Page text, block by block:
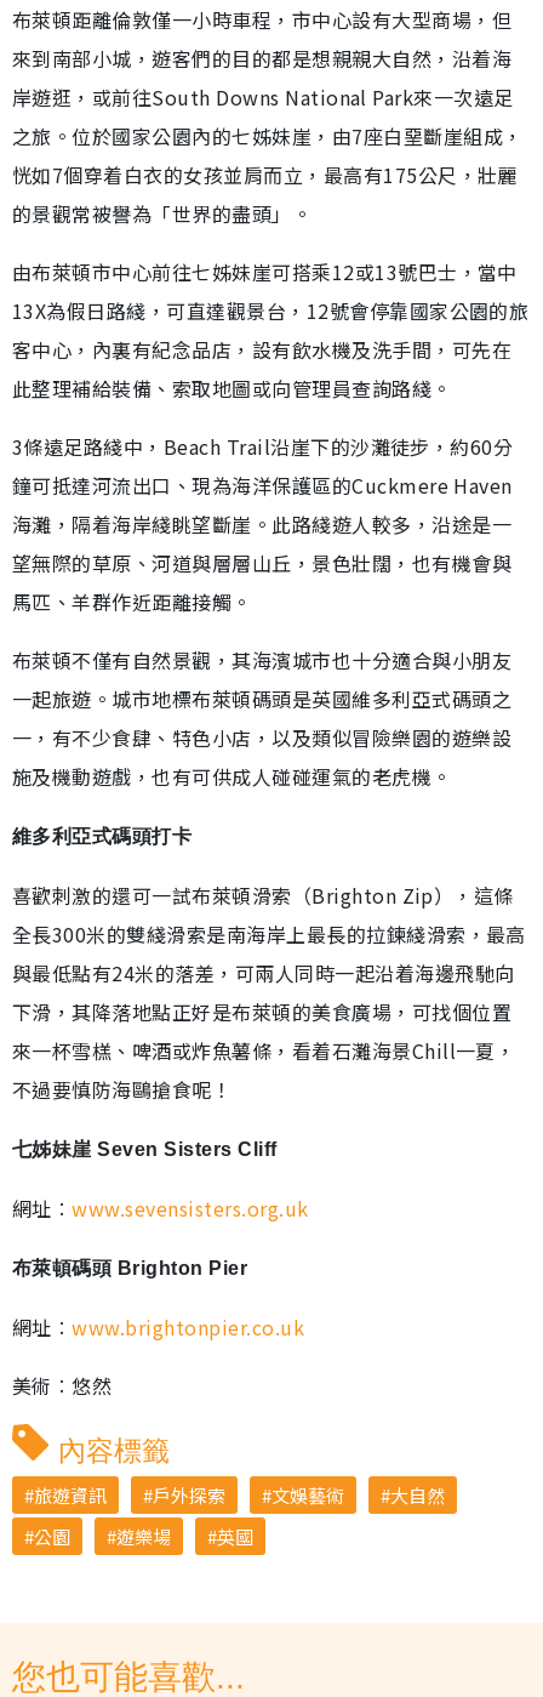
布萊頓距離倫敦僅一小時車程，市中心設有大型商場，但
來到南部小城，遊客們的目的都是想親親大自然，沿着海
岸遊逛，或前往South Downs National Park來一次遠足
之旅。位於國家公園內的七姊妹崖，由7座白堊斷崖組成，
恍如7個穿着白衣的女孩並肩而立，最高有175公尺，壯麗
的景觀常被譽為「世界的盡頭」。
由布萊頓市中心前往七姊妹崖可搭乘12或13號巴士，當中
13X為假日路綫，可直達觀景台，12號會停靠國家公園的旅
客中心，內裏有紀念品店，設有飲水機及洗手間，可先在
此整理補給裝備、索取地圖或向管理員查詢路綫。
3條遠足路綫中，Beach Trail沿崖下的沙灘徒步，約60分
鐘可抵達河流出口、現為海洋保護區的Cuckmere Haven
海灘，隔着海岸綫眺望斷崖。此路綫遊人較多，沿途是一
望無際的草原、河道與層層山丘，景色壯闊，也有機會與
馬匹、羊群作近距離接觸。
布萊頓不僅有自然景觀，其海濱城市也十分適合與小朋友
一起旅遊。城市地標布萊頓碼頭是英國維多利亞式碼頭之
一，有不少食肆、特色小店，以及類似冒險樂園的遊樂設
施及機動遊戲，也有可供成人碰碰運氣的老虎機。
維多利亞式碼頭打卡
喜歡刺激的還可一試布萊頓滑索（Brighton Zip），這條
全長300米的雙綫滑索是南海岸上最長的拉鍊綫滑索，最高
與最低點有24米的落差，可兩人同時一起沿着海邊飛馳向
下滑，其降落地點正好是布萊頓的美食廣場，可找個位置
來一杯雪榚、啤酒或炸魚薯條，看着石灘海景Chill一夏，
不過要慎防海鷗搶食呢！
七姊妹崖 Seven Sisters Cliff
網址︰www.sevensisters.org.uk
布萊頓碼頭 Brighton Pier
網址︰www.brightonpier.co.uk
美術︰悠然
內容標籤
旅遊資訊 戶外探索 文娛藝術
大自然
公園
遊樂場 英國
您也可能喜歡...